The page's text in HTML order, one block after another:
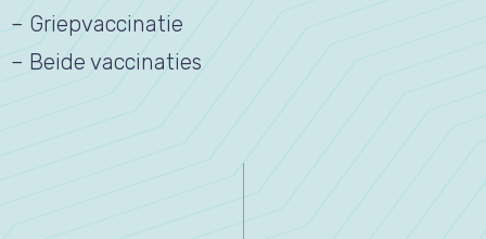
– Griepvaccinatie
– Beide vaccinaties